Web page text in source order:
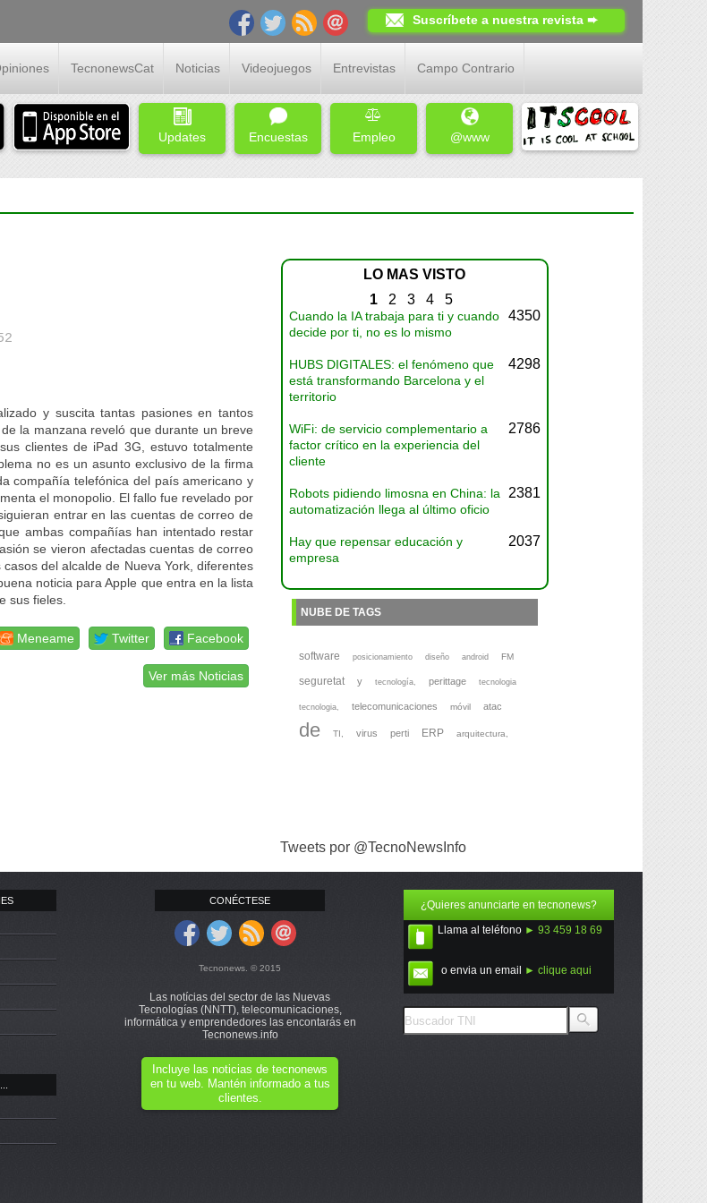
Suscríbete a nuestra revista ➨
TecnonewsCat Noticias Videojuegos Entrevistas Campo Contrario
Updates Encuestas Empleo @www
y suscita tantas pasiones en tantos
la manzana reveló que durante un breve
clientes de iPad 3G, estuvo totalmente
no es un asunto exclusivo de la firma
compañía telefónica del país americano y
el monopolio. El fallo fue revelado por
entrar en las cuentas de correo de
ambas compañías han intentado restar
se vieron afectadas cuentas de correo
del alcalde de Nueva York, diferentes
noticia para Apple que entra en la lista
sus fieles.
Facebook
Twitter
Meneame
Ver más Noticias
LO MAS VISTO
1 2 3 4 5
Cuando la IA trabaja para ti y cuando
decide por ti, no es lo mismo
4350
HUBS DIGITALES: el fenómeno que
está transformando Barcelona y el
territorio
4298
WiFi: de servicio complementario a
factor crítico en la experiencia del
cliente
2786
Robots pidiendo limosna en China: la
automatización llega al último oficio
2381
Hay que repensar educación y
empresa
2037
NUBE DE TAGS
software posicionamiento diseño android FM
seguretat y tecnología, perittage tecnologia
tecnologia, telecomunicaciones móvil atac
de TI, virus perti ERP arquitectura,
Tweets por @TecnoNewsInfo
CONÉCTESE
Tecnonews. © 2015
Las notícias del sector de las Nuevas
Tecnologías (NNTT), telecomunicaciones,
informática y emprendedores las encontarás en
Tecnonews.info
Incluye las noticias de tecnonews
en tu web. Mantén informado a tus
clientes.
¿Quieres anunciarte en tecnonews?
Llama al teléfono ► 93 459 18 69
o envia un email ► clique aqui